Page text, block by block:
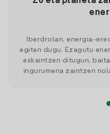
Iberdrolan, energia-
egiten dugu. Ezagutu
eskaintzen ditugun,
ingurumena zaintzen